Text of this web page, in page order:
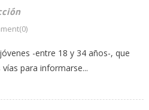
-entre 18 y 34 años-, que
para informarse...